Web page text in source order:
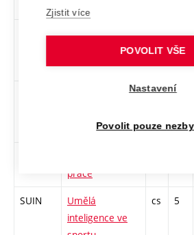
Praktikum ze
diagnostiky
cs 4
diagnostiky
cs 5
práce
SUIN
Umělá
inteligence ve
cs 5
Zjistit více
POVOLIT VŠE
Nastavení
Povolit pouze